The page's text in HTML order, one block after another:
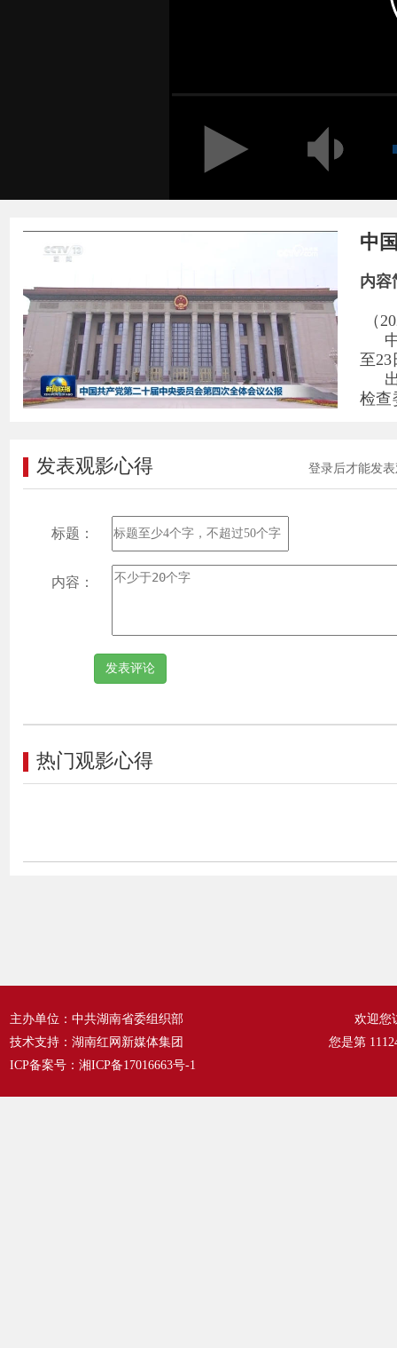
中
内容
（
至
检查
至23
登录后才能发
发表观影心得
标题：
内容：
热门观影心得
主办单位：中共湖南省委组织部
技术支持：湖南红网新媒体集团
ICP备案号： 湘ICP备17016663号-1
欢迎您
您是第